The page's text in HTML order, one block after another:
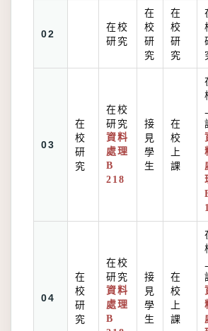
02
在校
研究
在
校
研
究
在
校
研
究
03
在
校
研
究
在校
研究
資料
處理
B
218
接
見
學
生
在
校
上
課
04
在
校
研
究
在校
研究
資料
處理
B
接
見
學
生
在
校
上
課